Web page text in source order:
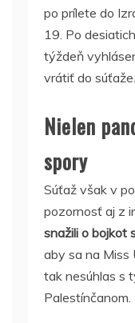
po prílete do
19. Po
týždeň
vrátiť do súťaže.
Nielen
spory
Súťaž však v
pozornosť aj z
snažili o bojkot
aby sa na Miss
tak nesúhlas s
Palestínčanom.